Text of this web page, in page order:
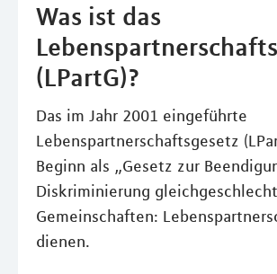
Was ist das
(LPartG)?
Das im Jahr 2001 eingeführte
Lebenspartnerschaftsgesetz
Beginn als „Gesetz zur
Diskriminierung
Gemeinschaften:
dienen.